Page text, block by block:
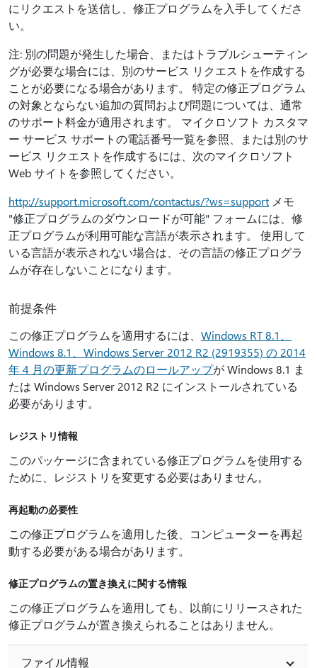
にリクエストを送信し、修正プログラムを入手してくださ
い。
注: 別の問題が発生した場合、またはトラブルシューティン
グが必要な場合には、別のサービス リクエストを作成する
ことが必要になる場合があります。 特定の修正プログラム
の対象とならない追加の質問および問題については、通常
のサポート料金が適用されます。 マイクロソフト カスタマ
ー サービス サポートの電話番号一覧を参照、または別のサ
ービス リクエストを作成するには、次のマイクロソフト
Web サイトを参照してください。
http://support.microsoft.com/contactus/?ws=support メモ
"修正プログラムのダウンロードが可能" フォームには、修
正プログラムが利用可能な言語が表示されます。 使用して
いる言語が表示されない場合は、その言語の修正プログラ
ムが存在しないことになります。
前提条件
この修正プログラムを適用するには、 Windows RT 8.1、
Windows 8.1、Windows Server 2012 R2 (2919355) の 2014
年 4 月の更新プログラムのロールアップが Windows 8.1 ま
たは Windows Server 2012 R2 にインストールされている
必要があります。
レジストリ情報
このパッケージに含まれている修正プログラムを使用する
ために、レジストリを変更する必要はありません。
再起動の必要性
この修正プログラムを適用した後、コンピューターを再起
動する必要がある場合があります。
修正プログラムの置き換えに関する情報
この修正プログラムを適用しても、以前にリリースされた
修正プログラムが置き換えられることはありません。
ファイル情報